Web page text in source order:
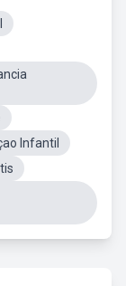
Infantil